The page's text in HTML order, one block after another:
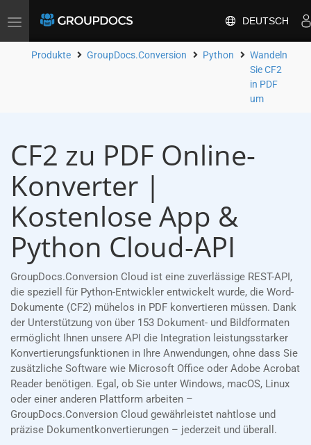
Toggle
DEUTSCH
Produkte GroupDocs.Conversion Python
Wandeln
Sie CF2
in PDF
um
CF2 zu PDF Online-
Konverter |
Kostenlose App &
Python Cloud-API
GroupDocs.Conversion Cloud ist eine zuverlässige REST-API,
die speziell für Python-Entwickler entwickelt wurde, die Word-
Dokumente (CF2) mühelos in PDF konvertieren müssen. Dank
der Unterstützung von über 153 Dokument- und Bildformaten
ermöglicht Ihnen unsere API die Integration leistungsstarker
Konvertierungsfunktionen in Ihre Anwendungen, ohne dass Sie
zusätzliche Software wie Microsoft Office oder Adobe Acrobat
Reader benötigen. Egal, ob Sie unter Windows, macOS, Linux
oder einer anderen Plattform arbeiten –
GroupDocs.Conversion Cloud gewährleistet nahtlose und
präzise Dokumentkonvertierungen – jederzeit und überall.